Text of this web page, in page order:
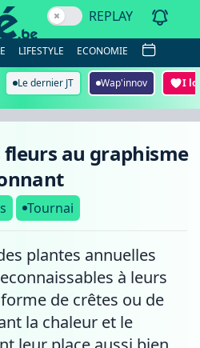
REPLAY
LIFESTYLE ECONOMIE
Le dernier JT Wap'innov I
fleurs au graphisme
Tournai
plantes annuelles
à leurs
de crêtes ou de
la chaleur et le